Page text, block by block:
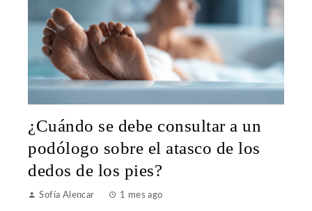
¿Cuándo se debe consultar a un
podólogo sobre el atasco de los
dedos de los pies?
Sofía Alencar 1 mes ago